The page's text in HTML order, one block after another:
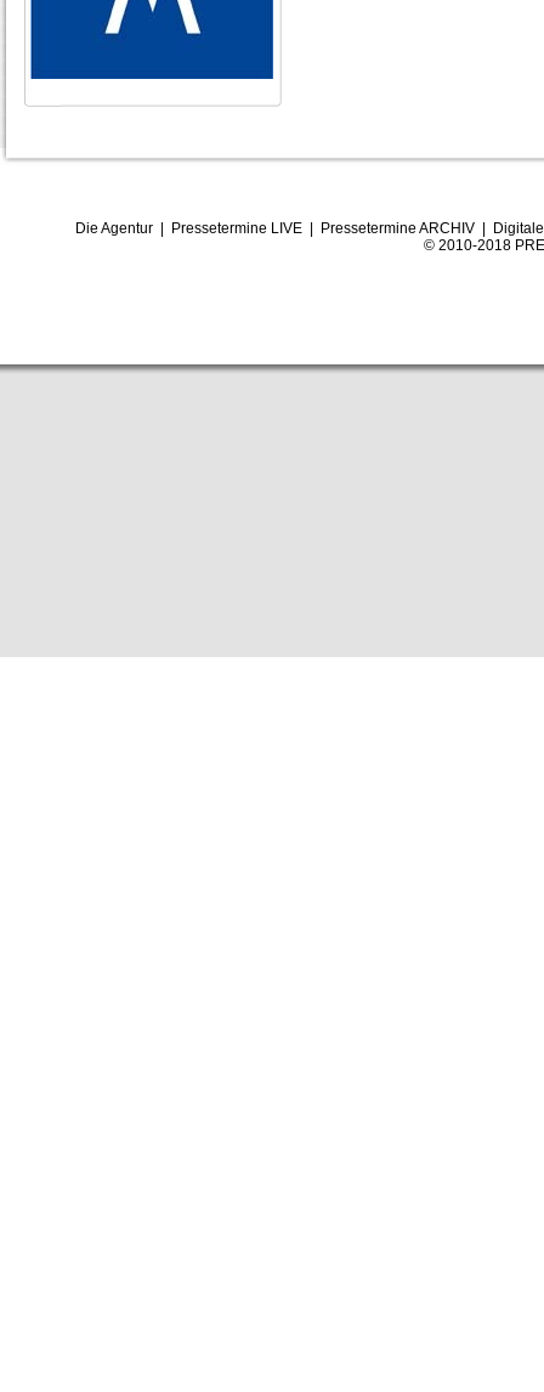
Die Agentur| Pressetermine LIVE| Pressetermine ARCHIV|
© 2010-2018